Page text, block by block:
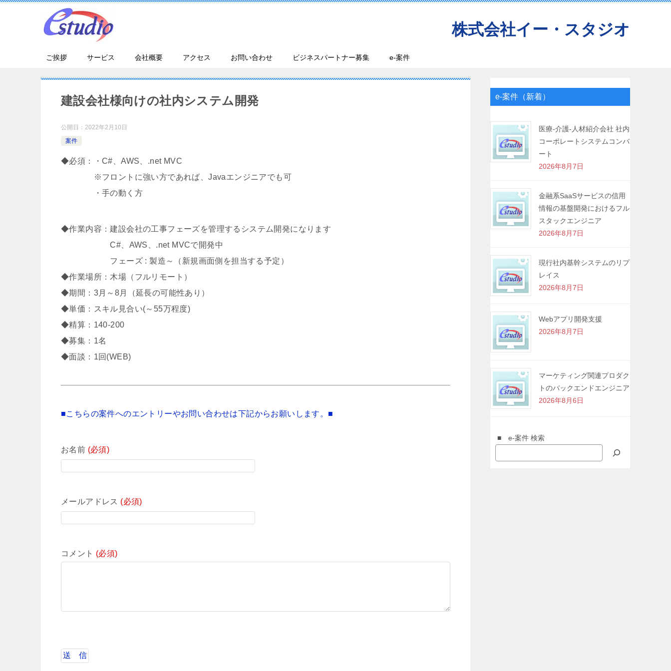
株式会社イー・スタジオ
ご挨拶 サービス 会社概要 アクセス お問い合わせ ビジネスパートナー募集 e-案件
建設会社様向けの社内システム開発
公開日： 2022年2月10日
案件
◆必須：・C#、AWS、.net MVC
※フロントに強い方であれば、Javaエンジニアでも可
・手の動く方
◆作業内容：建設会社の工事フェーズを管理するシステム開発になります
C#、AWS、.net MVCで開発中
フェーズ : 製造～（新規画面側を担当する予定）
◆作業場所：木場（フルリモート）
◆期間：3月～8月（延長の可能性あり）
◆単価：スキル見合い(～55万程度)
◆精算：140-200
◆募集：1名
◆面談：1回(WEB)
■こちらの案件へのエントリーやお問い合わせは下記からお願いします。■
お名前 (必須)
メールアドレス (必須)
コメント (必須)
e-案件（新着）
医療-介護-人材紹介会社 社内
コーポレートシステムコンバ
ート
2026年8月7日
金融系SaaSサービスの信用
情報の基盤開発におけるフル
スタックエンジニア
2026年8月7日
現行社内基幹システムのリプ
レイス
2026年8月7日
Webアプリ開発支援
2026年8月7日
マーケティング関連プロダク
トのバックエンドエンジニア
2026年8月6日
■ e-案件 検索